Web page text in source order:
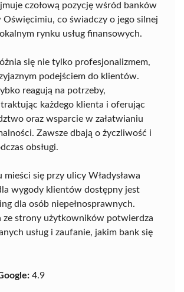
czołową pozycję wśród banków
Oświęcimiu, co świadczy o jego silnej
rynku usług finansowych.
się nie tylko profesjonalizmem,
podejściem do klientów.
reagują na potrzeby,
każdego klienta i oferując
oraz wsparcie w załatwianiu
Zawsze dbają o życzliwość i
obsługi.
mieści się przy ulicy Władysława
dla wygody klientów dostępny jest
dla osób niepełnosprawnych.
ze strony użytkowników potwierdza
usług i zaufanie, jakim bank się
4.9